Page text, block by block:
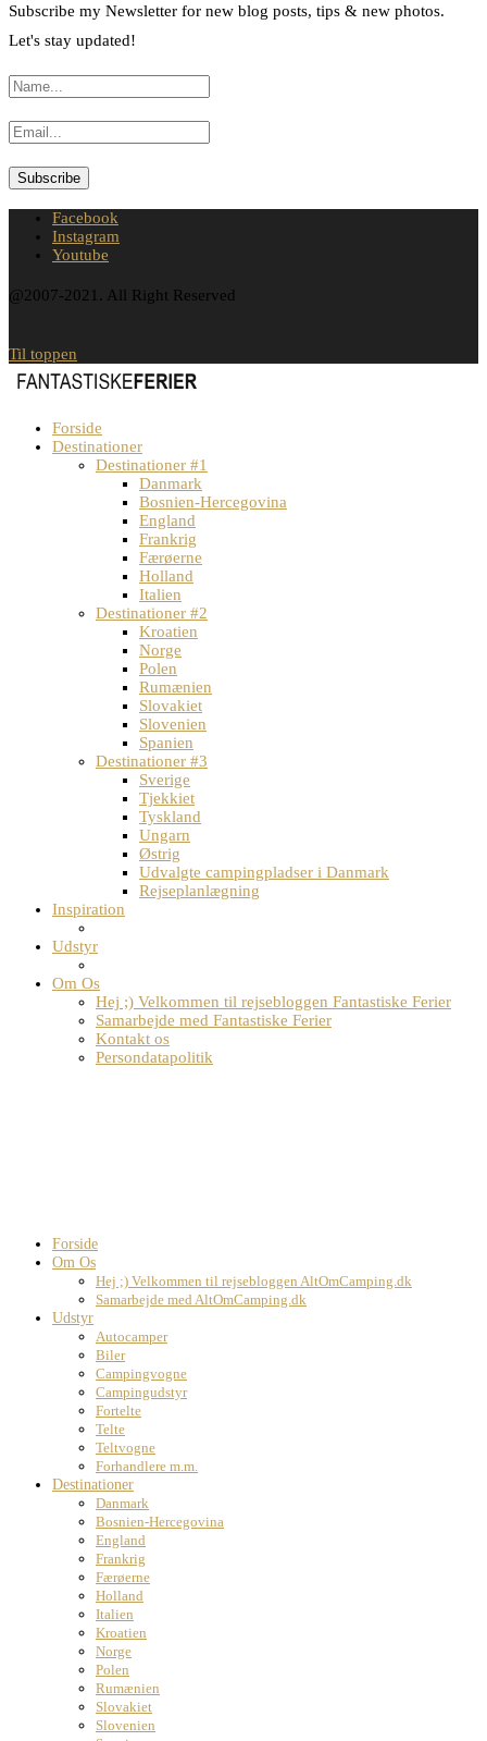
Subscribe my Newsletter for new blog posts, tips & new photos.
Let's stay updated!
Facebook
Instagram
Youtube
@2007-2021. All Right Reserved
Til toppen
Forside
Destinationer
Destinationer #1
Danmark
Bosnien-Hercegovina
England
Frankrig
Færøerne
Holland
Italien
Destinationer #2
Kroatien
Norge
Polen
Rumænien
Slovakiet
Slovenien
Spanien
Destinationer #3
Sverige
Tjekkiet
Tyskland
Ungarn
Østrig
Udvalgte campingpladser i Danmark
Rejseplanlægning
Inspiration
Udstyr
Om Os
Hej ;) Velkommen til rejsebloggen Fantastiske Ferier
Samarbejde med Fantastiske Ferier
Kontakt os
Persondatapolitik
Forside
Om Os
Hej ;) Velkommen til rejsebloggen AltOmCamping.dk
Samarbejde med AltOmCamping.dk
Udstyr
Autocamper
Biler
Campingvogne
Campingudstyr
Fortelte
Telte
Teltvogne
Forhandlere m.m.
Destinationer
Danmark
Bosnien-Hercegovina
England
Frankrig
Færøerne
Holland
Italien
Kroatien
Norge
Polen
Rumænien
Slovakiet
Slovenien